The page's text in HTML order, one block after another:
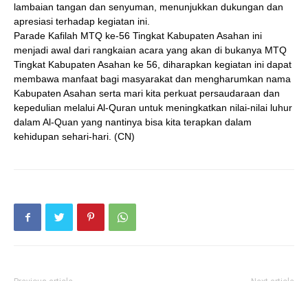
lambaian tangan dan senyuman, menunjukkan dukungan dan
apresiasi terhadap kegiatan ini.
Parade Kafilah MTQ ke-56 Tingkat Kabupaten Asahan ini
menjadi awal dari rangkaian acara yang akan di bukanya MTQ
Tingkat Kabupaten Asahan ke 56, diharapkan kegiatan ini dapat
membawa manfaat bagi masyarakat dan mengharumkan nama
Kabupaten Asahan serta mari kita perkuat persaudaraan dan
kepedulian melalui Al-Quran untuk meningkatkan nilai-nilai luhur
dalam Al-Quan yang nantinya bisa kita terapkan dalam
kehidupan sehari-hari. (CN)